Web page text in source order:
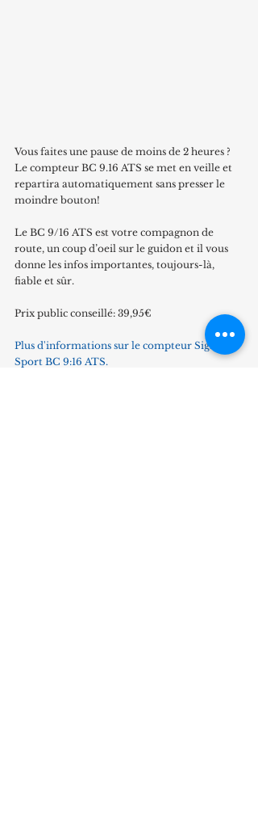
Vous faites une pause de moins de 2 heures ?
Le compteur BC 9.16 ATS se met en veille et
repartira automatiquement sans presser le
moindre bouton!
Le BC 9/16 ATS est votre compagnon de
route, un coup d’oeil sur le guidon et il vous
donne les infos importantes, toujours-là,
fiable et sûr.
Prix public conseillé: 39,95€
Plus d'informations sur le compteur Sigma
Sport BC 9:16 ATS.